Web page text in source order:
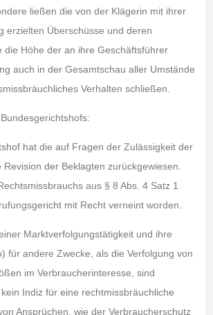
ließen die von der Klägerin mit ihrer
erzielten Überschüsse und deren
die Höhe der an ihre Geschäftsführer
auch in der Gesamtschau aller Umstände
Verhalten schließen.
hat die auf Fragen der Zulässigkeit der
der Beklagten zurückgewiesen.
aus § 8 Abs. 4 Satz 1
mit Recht verneint worden.
Marktverfolgungstätigkeit und ihre
für andere Zwecke, als die Verfolgung von
im Verbraucherinteresse, sind
Indiz für eine rechtmissbräuchliche
Ansprüchen, wie der Verbraucherschutz